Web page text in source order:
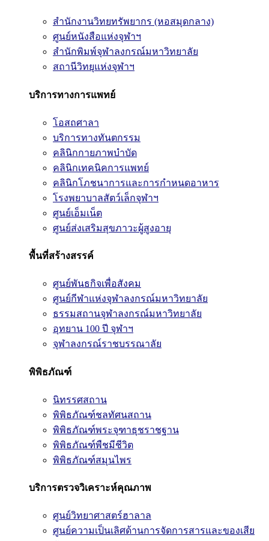
สำนักงานวิทยทรัพยากร (หอสมุดกลาง)
ศูนย์หนังสือแห่งจุฬาฯ
สำนักพิมพ์จุฬาลงกรณ์มหาวิทยาลัย
สถานีวิทยุแห่งจุฬาฯ
บริการทางการแพทย์
โอสถศาลา
บริการทางทันตกรรม
คลินิกกายภาพบำบัด
คลินิกเทคนิคการแพทย์
คลินิกโภชนาการและการกำหนดอาหาร
โรงพยาบาลสัตว์เล็กจุฬาฯ
ศูนย์เอ็มเน็ต
ศูนย์ส่งเสริมสุขภาวะผู้สูงอายุ
พื้นที่สร้างสรรค์
ศูนย์พันธกิจเพื่อสังคม
ศูนย์กีฬาแห่งจุฬาลงกรณ์มหาวิทยาลัย
ธรรมสถานจุฬาลงกรณ์มหาวิทยาลัย
อุทยาน 100 ปี จุฬาฯ
จุฬาลงกรณ์ราชบรรณาลัย
พิพิธภัณฑ์
นิทรรศสถาน
พิพิธภัณฑ์ชลทัศนสถาน
พิพิธภัณฑ์พระจุฑาธุชราชฐาน
พิพิธภัณฑ์พืชมีชีวิต
พิพิธภัณฑ์สมุนไพร
บริการตรวจวิเคราะห์คุณภาพ
ศูนย์วิทยาศาสตร์ฮาลาล
ศูนย์ความเป็นเลิศด้านการจัดการสารและของเสีย